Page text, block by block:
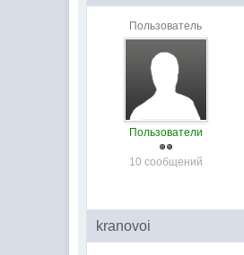
Пользователь
Пользователи
10 сообщений
kranovoi